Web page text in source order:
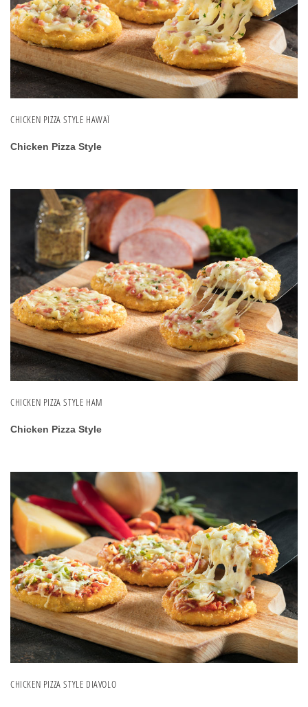
CHICKEN PIZZA STYLE HAWAÏ
Chicken Pizza Style
CHICKEN PIZZA STYLE HAM
Chicken Pizza Style
CHICKEN PIZZA STYLE DIAVOLO